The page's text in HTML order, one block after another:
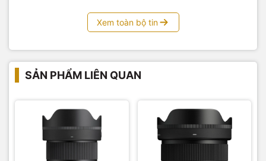
, bạn không chỉ sở hữu một công cụ đa năng
mà còn là sự tự do để sáng tạo, ghi lại mọi câu chuyện mà
Sản phẩm được bán với giá ưu đãi tại
hệ hotline 0983555336 để có giá tốt nhất .
quay phim, các loại đèn phục vụ quay phim, chụp ảnh sản
phẩm, ngoài trời, các sản phẩm, phụ kiện công nghệ hàng
chính hãng. Thiết bị hình ảnh Yến Tâm cũng là đơn vị setup
trường quaytrọn gói, tư vấn và chuyển giao các công nghệ
Xem toàn bộ tin
SẢN PHẨM LIÊN QUAN